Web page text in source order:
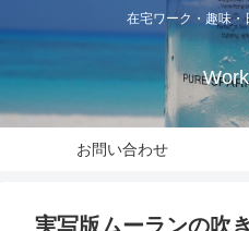
在宅ワーク・趣味
お問い合わせ
実写版ムーランの吹